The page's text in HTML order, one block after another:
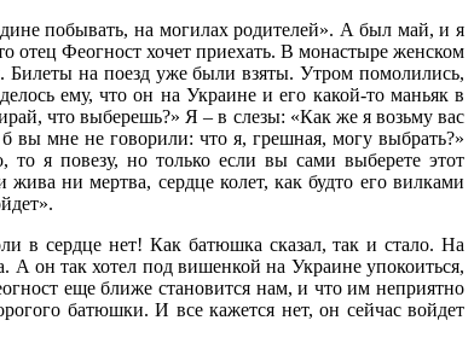
побывать, на могилах родителей». А был май, и я
отец Феогност хочет приехать. В монастыре женском
Билеты на поезд уже были взяты. Утром помолились,
ему, что он на Украине и его какой-то маньяк в
что выберешь?» Я – в слезы: «Как же я возьму вас
мне не говорили: что я, грешная, могу выбрать?»
я повезу, но только если вы сами выберете этот
ни мертва, сердце колет, как будто его вилками
в сердце нет! Как батюшка сказал, так и стало. На
А он так хотел под вишенкой на Украине упокоиться,
еще ближе становится нам, и что им неприятно
батюшки. И все кажется нет, он сейчас войдет